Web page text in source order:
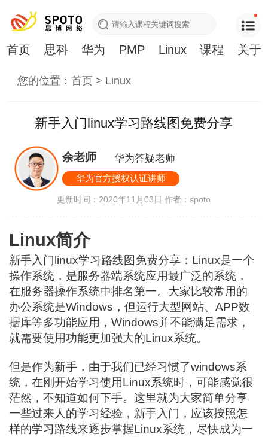
首页 思科 华为 PMP Linux 课程 关于
您的位置：首页 > Linux
新手入门linux学习路线图免费分享
余老师 华为答疑老师
华为官方授权认证讲师
更新时间：2020年11月03日作者：spoto
Linux简介
新手入门linux学习路线图免费分享：Linux是一个
操作系统，是服务器端系统应用最广泛的系统，
在服务器操作系统中排名第一。大家比较常用的
办公系统是Windows，但运行大型网站、APP数
据库等多功能应用，Windows并不能满足需求，
就需要使用功能更加强大的Linux系统。
但是作为新手，由于我们已经习惯了windows系
统，在刚开始学习使用Linux系统时，可能感觉很
茫然，不知道如何下手。这里就为大家简单分享
一些过来人的学习经验，新手入门，应该按照怎
样的学习路线来逐步掌握Linux系统，尽快成为一